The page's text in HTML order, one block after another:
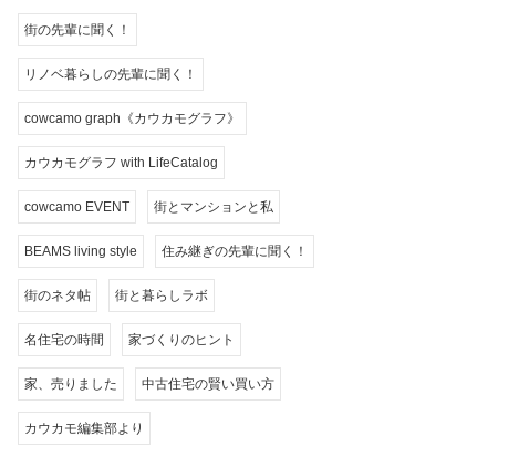
街の先輩に聞く！
リノベ暮らしの先輩に聞く！
cowcamo graph《カウカモグラフ》
カウカモグラフ with LifeCatalog
cowcamo EVENT 街とマンションと私
BEAMS living style 住み継ぎの先輩に聞く！
街のネタ帖 街と暮らしラボ
名住宅の時間 家づくりのヒント
家、売りました 中古住宅の賢い買い方
カウカモ編集部より